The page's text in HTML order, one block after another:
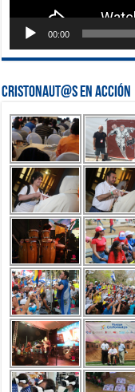
00:00
Cristonaut@s en Acción